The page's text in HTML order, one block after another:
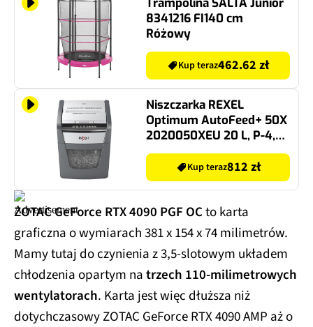
8341216 FI140 cm
Różowy
Kup teraz462.62 zł
Niszczarka REXEL
Optimum AutoFeed+ 50X
2020050XEU 20 L, P-4,
Konfetti, Automatyczny
Start/Stop, Funkcja
cofania
Kup teraz812 zł
ZOTAC GeForce RTX 4090 PGF OCto karta
graficzna o wymiarach 381 x 154 x 74 milimetrów.
Mamy tutaj do czynienia z 3,5-slotowym układem
chłodzenia opartym natrzech 110-milimetrowych
wentylatorach. Karta jest więc dłuższa niż
dotychczasowy ZOTAC GeForce RTX 4090 AMP aż o